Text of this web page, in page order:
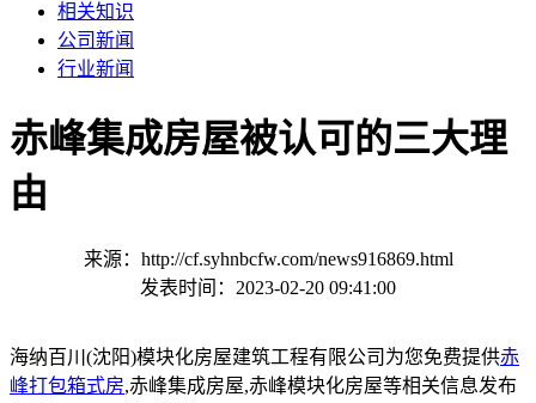
相关知识
公司新闻
行业新闻
赤峰集成房屋被认可的三大理
由
来源：http://cf.syhnbcfw.com/news916869.html
发表时间：2023-02-20 09:41:00
海纳百川(沈阳)模块化房屋建筑工程有限公司为您免费提供赤
峰打包箱式房,赤峰集成房屋,赤峰模块化房屋等相关信息发布